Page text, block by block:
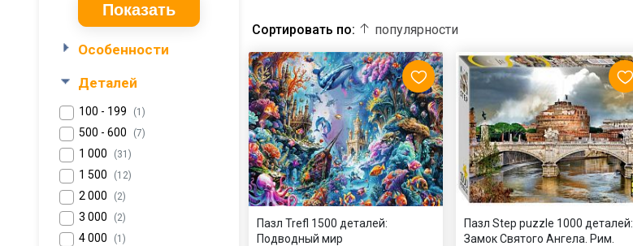
Особенности
Деталей
100 - 199 (1)
500 - 600 (7)
1 000 (31)
1 500 (12)
2 000 (2)
3 000 (2)
4 000 (1)
Сортировать по: популярности
Пазл Trefl 1500 деталей:
Подводный мир
Пазл Step puzzle 1000 деталей:
Замок Святого Ангела. Рим.